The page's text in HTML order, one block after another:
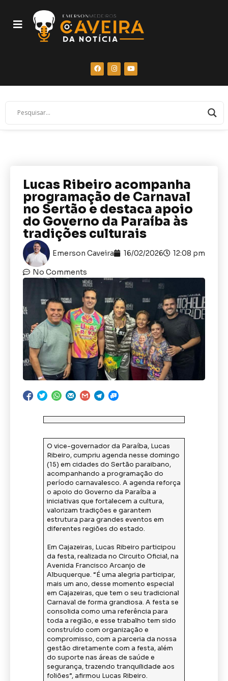
Lucas Ribeiro acompanha
programação de Carnaval
no Sertão e destaca apoio
do Governo da Paraíba às
tradições culturais
Emerson Caveira 16/02/2026 12:08 pm
No Comments
O vice-governador da Paraíba, Lucas
Ribeiro, cumpriu agenda nesse domingo
(15) em cidades do Sertão paraibano,
acompanhando a programação do
período carnavalesco. A agenda reforça
o apoio do Governo da Paraíba a
iniciativas que fortalecem a cultura,
valorizam tradições e garantem
estrutura para grandes eventos em
diferentes regiões do estado.
Em Cajazeiras, Lucas Ribeiro participou
da festa, realizada no Circuito Oficial, na
Avenida Francisco Arcanjo de
Albuquerque. “É uma alegria participar,
mais um ano, desse momento especial
em Cajazeiras, que tem o seu tradicional
Carnaval de forma grandiosa. A festa se
consolida como uma referência para
toda a região, e esse trabalho tem sido
construído com organização e
compromisso, com a parceria da nossa
gestão diretamente com a festa, além
do suporte nas áreas de saúde e
segurança, trazendo tranquilidade aos
foliões”, afirmou Lucas Ribeiro.